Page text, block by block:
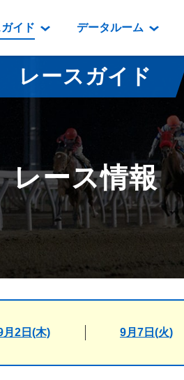
イド
レース情報
払戻金一覧
騎手成績表
馬番成績表
オッズ
データルーム
紹介
映像コンテン
重賞競
重賞競
レース
新馬ダ
門
門別
レースガイド
レース情報
月2日(木) 9月7日(火)